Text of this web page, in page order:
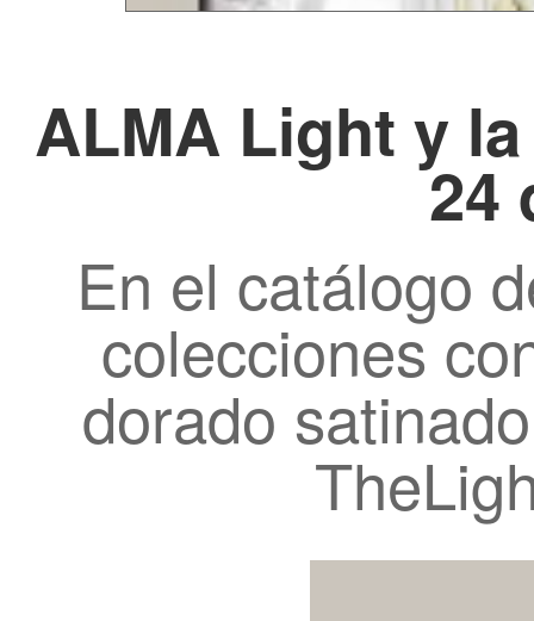
ALMA Light y
24
En el catálogo
colecciones
dorado